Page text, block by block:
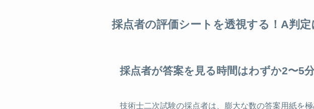
採点者の評価シートを透視する！A判定
採点者が答案を見る時間はわずか2〜5
技術士二次試験の採点者は、膨大な数の答案用紙を